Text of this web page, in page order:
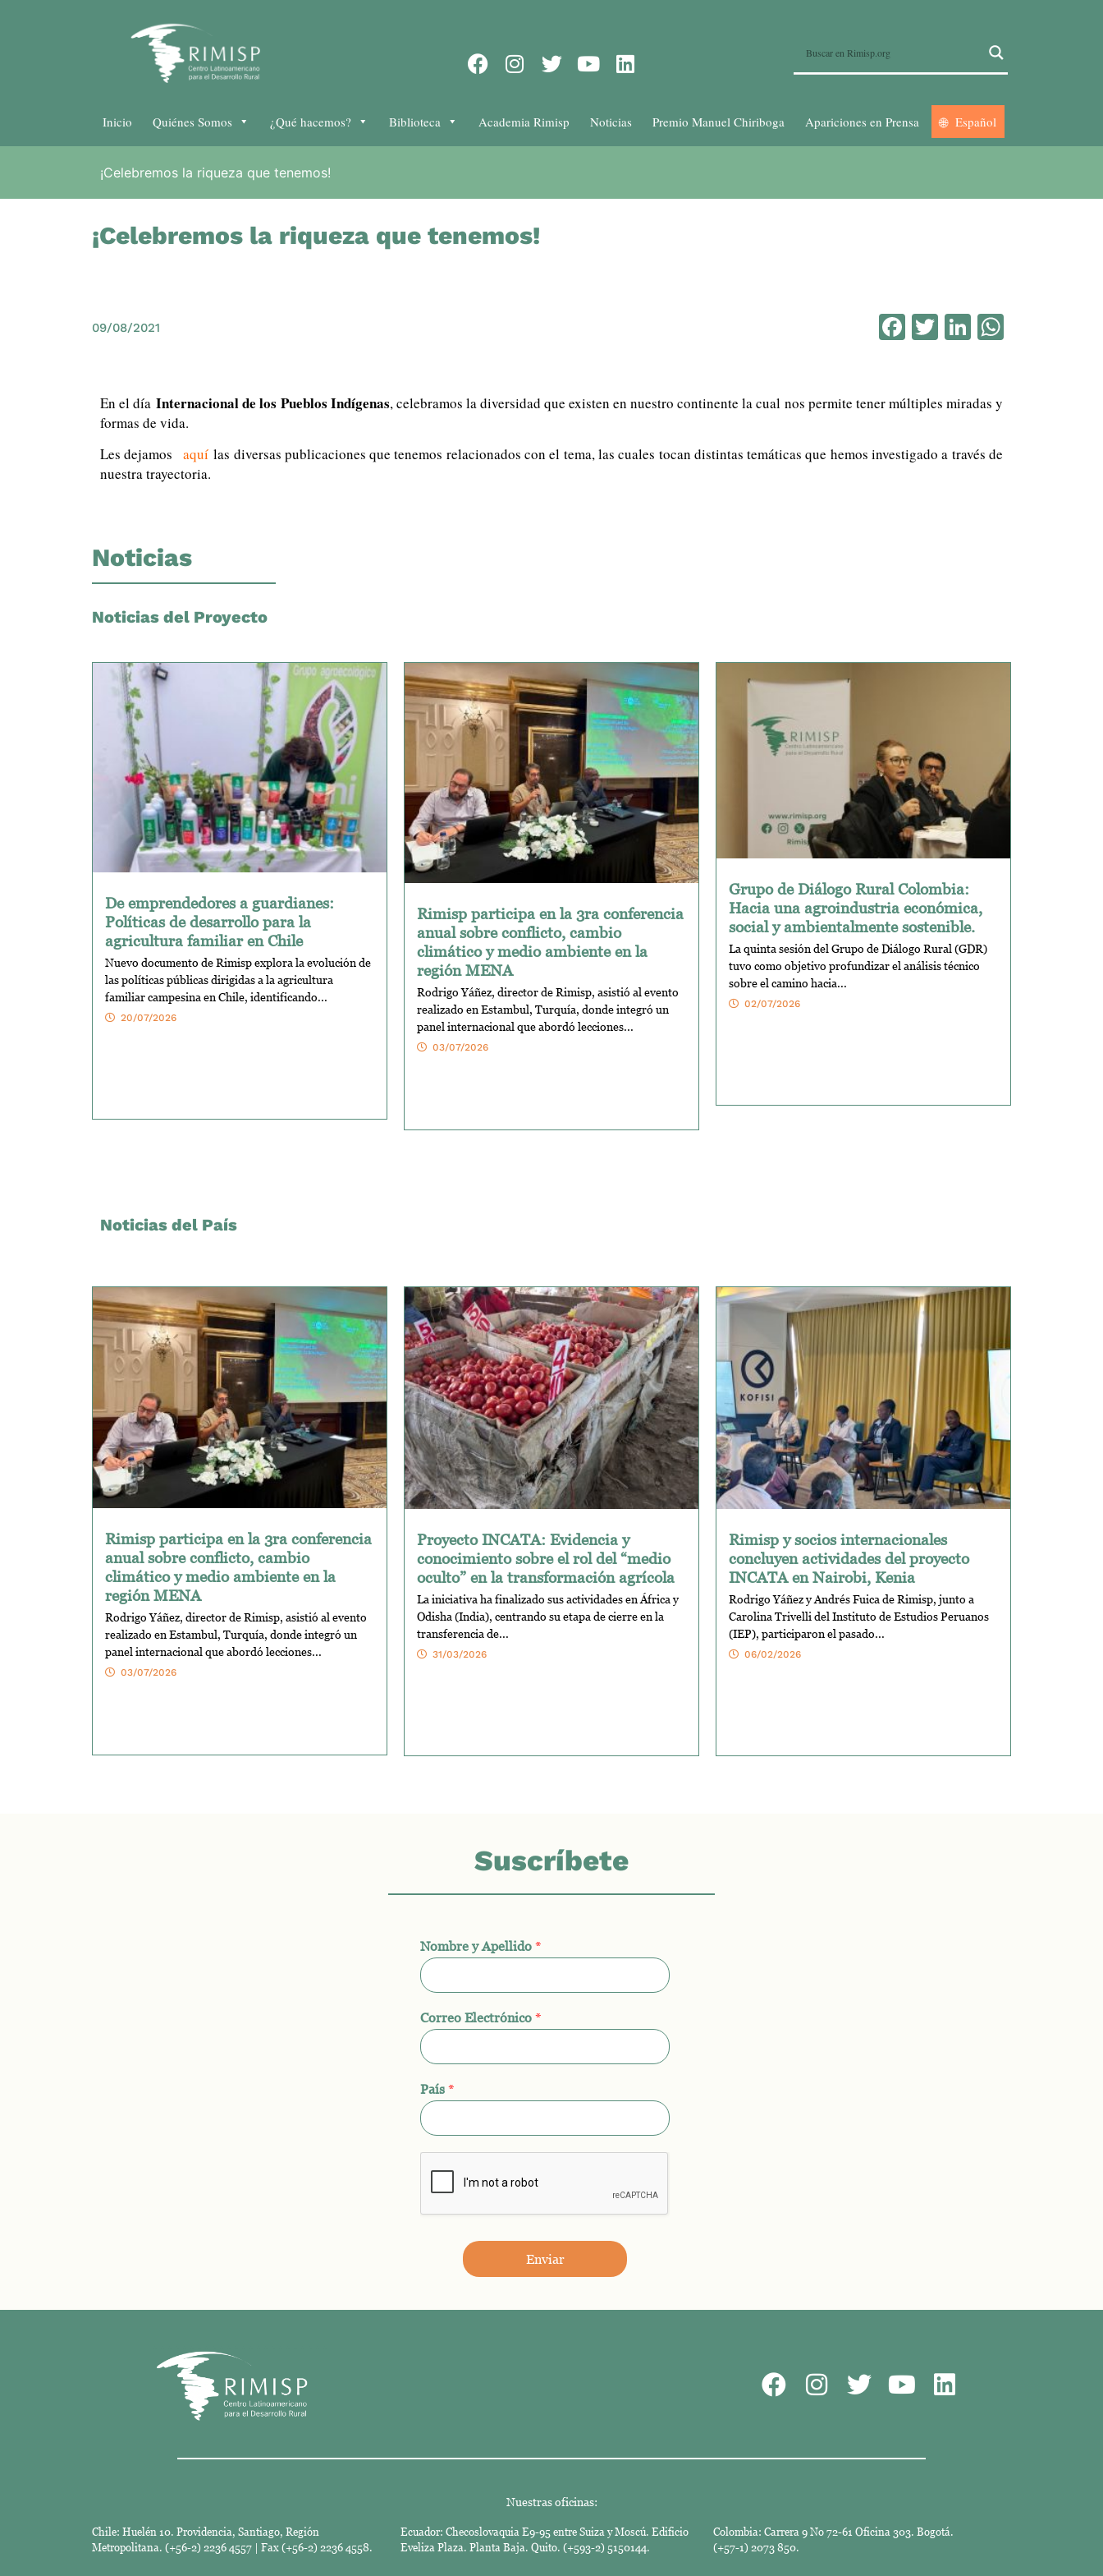
Inicio Quiénes Somos ¿Qué hacemos? Biblioteca Academia Rimisp Noticias Premio Manuel Chiriboga Apariciones en Prensa Español
¡Celebremos la riqueza que tenemos!
¡Celebremos la riqueza que tenemos!
09/08/2021 Facebook
TwitterLinkedIn
En el díaInternacional de los Pueblos Indígenas, celebramos la diversidad que existen en nuestro continente la cual nos permite tener múltiples miradas y
formas de vida.
Les dejamos
aquí las diversas publicaciones que tenemos relacionados con el tema, las cuales tocan distintas temáticas que hemos investigado a través de
nuestra trayectoria.
Noticias
Noticias del Proyecto
De emprendedores a guardianes:
Políticas de desarrollo para la
agricultura familiar en Chile
Nuevo documento de Rimisp explora la evolución de
las políticas públicas dirigidas a la agricultura
familiar campesina en Chile, identificando...
20/07/2026
Rimisp participa en la 3ra conferencia
anual sobre conflicto, cambio
climático y medio ambiente en la
región MENA
Rodrigo Yáñez, director de Rimisp, asistió al evento
realizado en Estambul, Turquía, donde integró un
panel internacional que abordó lecciones...
03/07/2026
Grupo de Diálogo Rural Colombia:
Hacia una agroindustria económica,
social y ambientalmente sostenible.
La quinta sesión del Grupo de Diálogo Rural (GDR)
tuvo como objetivo profundizar el análisis técnico
sobre el camino hacia...
02/07/2026
Noticias del País
Rimisp participa en la 3ra conferencia
anual sobre conflicto, cambio
climático y medio ambiente en la
región MENA
Rodrigo Yáñez, director de Rimisp, asistió al evento
realizado en Estambul, Turquía, donde integró un
panel internacional que abordó lecciones...
03/07/2026
Proyecto INCATA: Evidencia y
conocimiento sobre el rol del “medio
oculto” en la transformación agrícola
La iniciativa ha finalizado sus actividades en África y
Odisha (India), centrando su etapa de cierre en la
transferencia de...
31/03/2026
Rimisp y socios internacionales
concluyen actividades del proyecto
INCATA en Nairobi, Kenia
Rodrigo Yáñez y Andrés Fuica de Rimisp, junto a
Carolina Trivelli del Instituto de Estudios Peruanos
(IEP), participaron el pasado...
06/02/2026
Suscríbete
Nombre y Apellido*
Correo Electrónico*
País*
Enviar
Nuestras oficinas:
Chile: Huelén 10. Providencia, Santiago, Región
Metropolitana. (+56-2) 2236 4557 | Fax (+56-2) 2236 4558.
Ecuador: Checoslovaquia E9-95 entre Suiza y Moscú. Edificio
Eveliza Plaza. Planta Baja. Quito. (+593-2) 5150144.
Colombia: Carrera 9 No 72-61 Oficina 303. Bogotá.
(+57-1) 2073 850.